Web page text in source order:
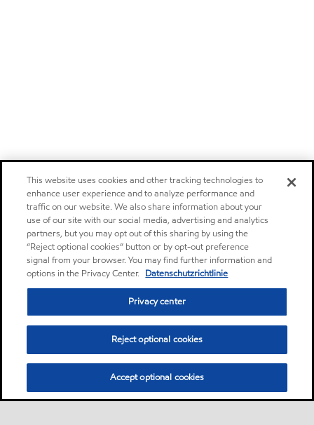
This website uses cookies and other tracking technologies to
enhance user experience and to analyze performance and
traffic on our website. We also share information about your
use of our site with our social media, advertising and analytics
partners, but you may opt out of this sharing by using the
“Reject optional cookies” button or by opt-out preference
signal from your browser. You may find further information and
options in the Privacy Center. Datenschutzrichtlinie
Privacy center
Reject optional cookies
Accept optional cookies